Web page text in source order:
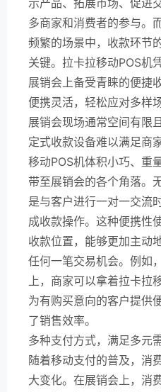
示产品、拓展市场、促进
多商家和消费者的参与。
频繁的场景中，收款环节
关键。拉卡拉移动POS机
展销会上备受青睐的便捷
便携灵活，轻松应对多样
展销会现场通常空间有限
定式收款设备难以满足商
移动POS机体积小巧、重
带至展销会的各个角落。
是与客户进行一对一交流
成收款操作。这种便携性
收款位置，能够更加主动
任何一笔交易机会。例如
上，商家可以拿着拉卡拉
为有购买意向的客户提供
了销售效率。
多种支付方式，满足多元
随着移动支付的普及，消
大变化。在展销会上，消